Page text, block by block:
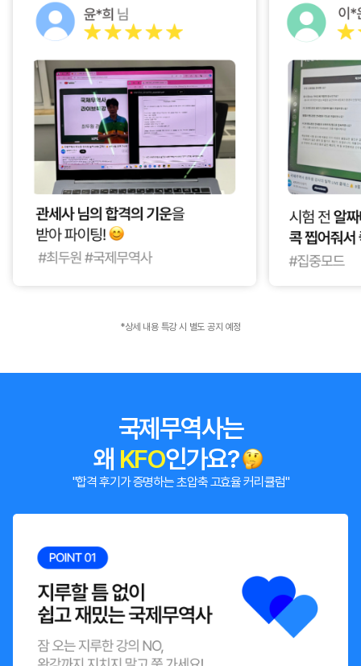
*상세 내용 특강 시 별도 공지 예정
국제무역사는
왜 KFO인가요?
"합격 후기가 증명하는 초압축 고효율 커리큘럼"